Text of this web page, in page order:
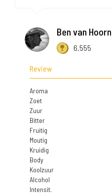
Ben van Hoorn
6.555
Review
Aroma
Zoet
Zuur
Bitter
Fruitig
Moutig
Kruidig
Body
Koolzuur
Alcohol
Intensit.